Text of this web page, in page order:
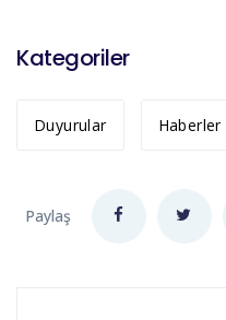
Kategoriler
Duyurular Haberler
Paylaş